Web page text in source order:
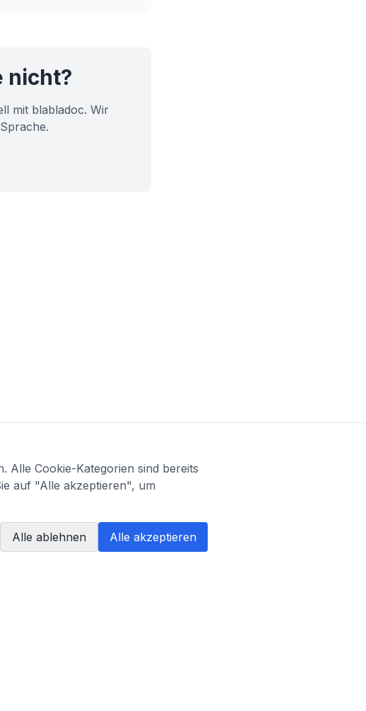
nicht?
mit blabladoc. Wir
Alle Cookie-Kategorien sind bereits
auf "Alle akzeptieren", um
Alle ablehnen Alle akzeptieren